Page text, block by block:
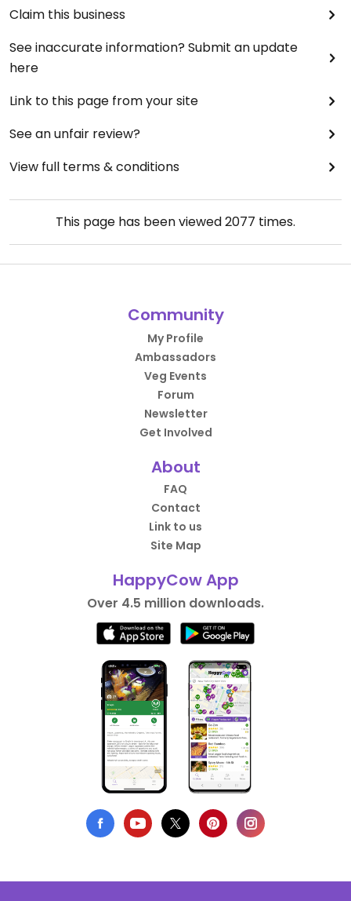
Claim this business
See inaccurate information? Submit an update
here
Link to this page from your site
See an unfair review?
View full terms & conditions
This page has been viewed2077 times.
Community
My Profile
Ambassadors
Veg Events
Forum
Newsletter
Get Involved
About
FAQ
Contact
Link to us
Site Map
HappyCow App
Over 4.5 million downloads.